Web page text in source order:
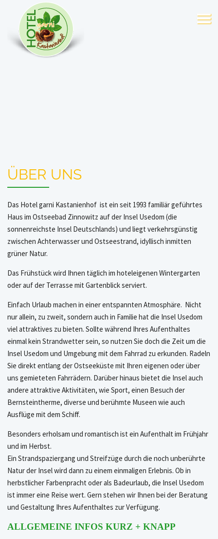
ÜBER UNS
Das Hotel garni Kastanienhof ist ein seit 1993 familiär geführtes
Haus im Ostseebad Zinnowitz auf der Insel Usedom (die
sonnenreichste Insel Deutschlands) und liegt verkehrsgünstig
zwischen Achterwasser und Ostseestrand, idyllisch inmitten
grüner Natur.
Das Frühstück wird Ihnen täglich im hoteleigenen Wintergarten
oder auf der Terrasse mit Gartenblick serviert.
Einfach Urlaub machen in einer entspannten Atmosphäre. Nicht
nur allein, zu zweit, sondern auch in Familie hat die Insel Usedom
viel attraktives zu bieten. Sollte während Ihres Aufenthaltes
einmal kein Strandwetter sein, so nutzen Sie doch die Zeit um die
Insel Usedom und Umgebung mit dem Fahrrad zu erkunden. Radeln
Sie direkt entlang der Ostseeküste mit Ihren eigenen oder über
uns gemieteten Fahrrädern. Darüber hinaus bietet die Insel auch
andere attraktive Aktivitäten, wie Sport, einen Besuch der
Bernsteintherme, diverse und berühmte Museen wie auch
Ausflüge mit dem Schiff.
Besonders erholsam und romantisch ist ein Aufenthalt im Frühjahr
und im Herbst.
Ein Strandspaziergang und Streifzüge durch die noch unberührte
Natur der Insel wird dann zu einem einmaligen Erlebnis. Ob in
herbstlicher Farbenpracht oder als Badeurlaub, die Insel Usedom
ist immer eine Reise wert. Gern stehen wir Ihnen bei der Beratung
und Gestaltung Ihres Aufenthaltes zur Verfügung.
ALLGEMEINE INFOS KURZ + KNAPP